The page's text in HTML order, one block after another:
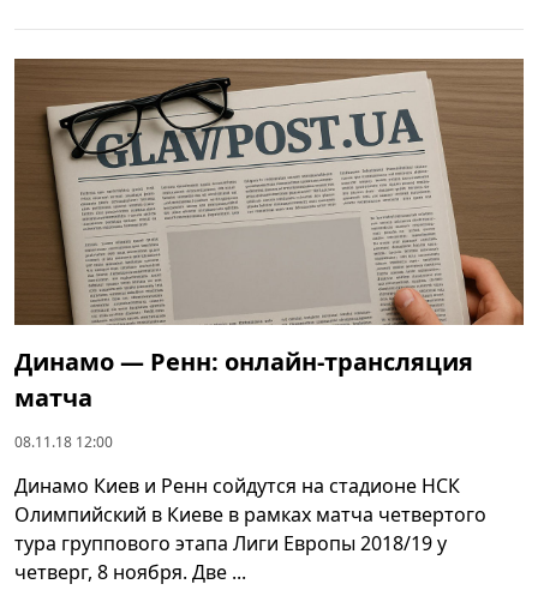
Динамо — Ренн: онлайн-трансляция
матча
08.11.18 12:00
Динамо Киев и Ренн сойдутся на стадионе НСК
Олимпийский в Киеве в рамках матча четвертого
тура группового этапа Лиги Европы 2018/19 у
четверг, 8 ноября. Две ...